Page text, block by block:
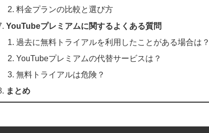
料金プランの比較と選び方
YouTubeプレミアムに関するよくある質問
過去に無料トライアルを利用したことがある場合は？
YouTubeプレミアムの代替サービスは？
無料トライアルは危険？
まとめ